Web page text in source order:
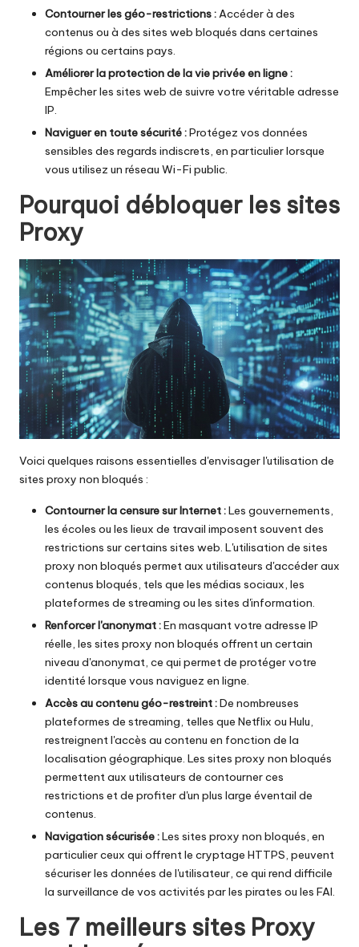
-
e
y
P
r
o
x
y
Contourner les géo-restrictions :Accéder à des
contenus ou à des sites web bloqués dans certaines
régions ou certains pays.
Améliorer la protection de la vie privée en ligne :
Empêcher les sites web de suivre votre véritable adresse
IP.
Naviguer en toute sécurité :Protégez vos données
sensibles des regards indiscrets, en particulier lorsque
vous utilisez un réseau Wi-Fi public.
Pourquoi débloquer les sites
Proxy
Voici quelques raisons essentielles d'envisager l'utilisation de
sites proxy non bloqués :
Contourner la censure sur Internet :Les gouvernements,
les écoles ou les lieux de travail imposent souvent des
restrictions sur certains sites web. L'utilisation de sites
proxy non bloqués permet aux utilisateurs d'accéder aux
contenus bloqués, tels que les médias sociaux, les
plateformes de streaming ou les sites d'information.
Renforcer l'anonymat :En masquant votre adresse IP
réelle, les sites proxy non bloqués offrent un certain
niveau d'anonymat, ce qui permet de protéger votre
identité lorsque vous naviguez en ligne.
Accès au contenu géo-restreint :De nombreuses
plateformes de streaming, telles que Netflix ou Hulu,
restreignent l'accès au contenu en fonction de la
localisation géographique. Les sites proxy non bloqués
permettent aux utilisateurs de contourner ces
restrictions et de profiter d'un plus large éventail de
contenus.
Navigation sécurisée :Les sites proxy non bloqués, en
particulier ceux qui offrent le cryptage HTTPS, peuvent
sécuriser les données de l'utilisateur, ce qui rend difficile
la surveillance de vos activités par les pirates ou les FAI.
Les 7 meilleurs sites Proxy